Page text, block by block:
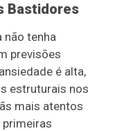
Bastidores
não tenha
previsões
é alta,
estruturais nos
mais atentos